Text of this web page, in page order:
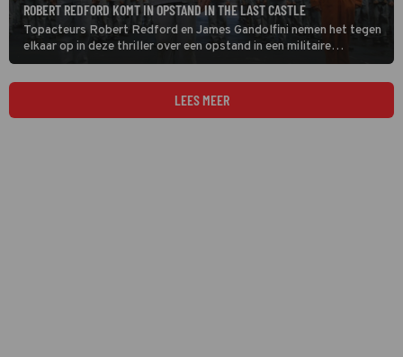
ROBERT REDFORD KOMT IN OPSTAND IN THE LAST CASTLE
Topacteurs Robert Redford en James Gandolfini nemen het tegen
elkaar op in deze thriller over een opstand in een militaire
gevangenis.
LEES MEER